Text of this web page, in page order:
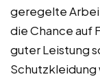
geregelte
die Chance auf
guter Leistung
Schutzkleidung